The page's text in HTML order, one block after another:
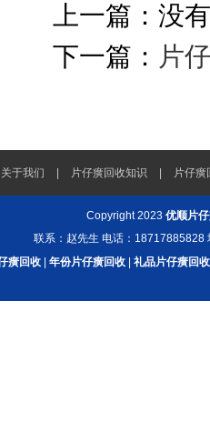
上一篇：没
下一篇： 片
关于我们 片仔癀回收知识 片仔癀
Copyright 2023 优顺片
联系：赵先生 电话：18717885828
癀回收 年份片仔癀回收 礼品片仔癀回收